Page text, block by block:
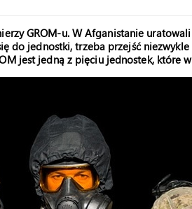
GROM-u. W Afganistanie
do jednostki, trzeba przejść
jest jedną z pięciu jednostek, które